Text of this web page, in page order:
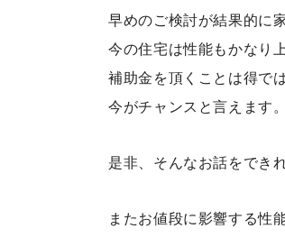
早めのご検討が結果的に
今の住宅は性能もかなり
補助金を頂くことは得で
今がチャンスと言えます。
是非、そんなお話をでき
またお値段に影響する性